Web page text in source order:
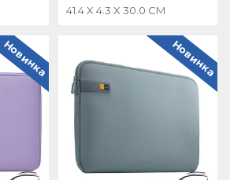
41.4 X 4.3 X 30.0 CM
Новинка Новинка